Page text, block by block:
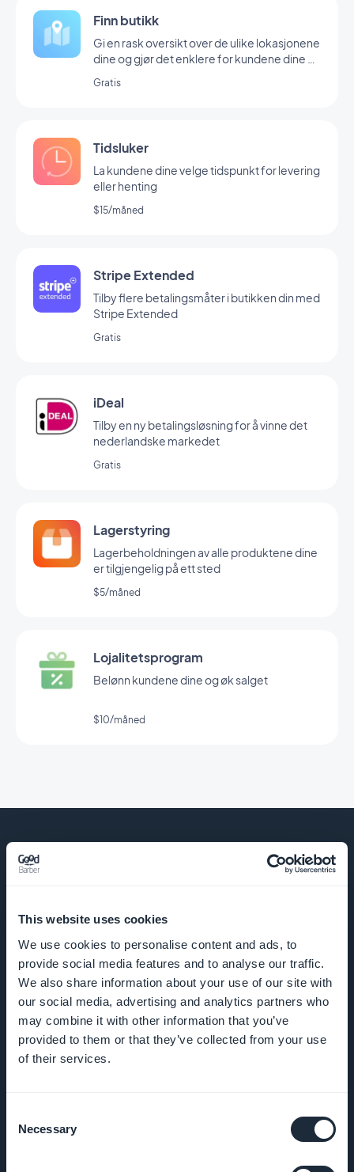
This website uses cookies
We use cookies to personalise content and ads, to
provide social media features and to analyse our traffic.
We also share information about your use of our site with
our social media, advertising and analytics partners who
may combine it with other information that you’ve
provided to them or that they’ve collected from your use
of their services.
Selection
Necessary
Finn butikk
Gi en rask oversikt over de ulike lokasjonene
dine og gjør det enklere for kundene dine å
Gratis
Tidsluker
La kundene dine velge tidspunkt for levering
eller henting
$15/måned
Stripe Extended
Tilby flere betalingsmåter i butikken din med
Stripe Extended
Gratis
iDeal
Tilby en ny betalingsløsning for å vinne det
nederlandske markedet
Gratis
Lagerstyring
Lagerbeholdningen av alle produktene dine
er tilgjengelig på ett sted
$5/måned
Lojalitetsprogram
Belønn kundene dine og øk salget
$10/måned
Fantastisk
støtte
GoodBarber
DNA
Studio